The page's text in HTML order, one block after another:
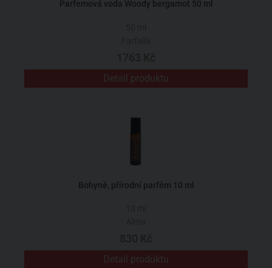
Parfemová voda Woody bergamot 50 ml
Detail produktu
Bohyně, přírodní parfém 10 ml
Detail produktu